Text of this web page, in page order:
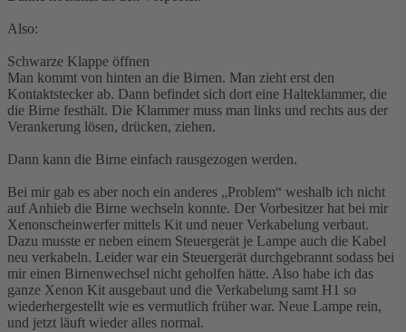
Also:
Schwarze Klappe öffnen
Man kommt von hinten an die Birnen. Man zieht erst den
Kontaktstecker ab. Dann befindet sich dort eine Halteklammer, die
die Birne festhält. Die Klammer muss man links und rechts aus der
Verankerung lösen, drücken, ziehen.
Dann kann die Birne einfach rausgezogen werden.
Bei mir gab es aber noch ein anderes „Problem“ weshalb ich nicht
auf Anhieb die Birne wechseln konnte. Der Vorbesitzer hat bei mir
Xenonscheinwerfer mittels Kit und neuer Verkabelung verbaut.
Dazu musste er neben einem Steuergerät je Lampe auch die Kabel
neu verkabeln. Leider war ein Steuergerät durchgebrannt sodass bei
mir einen Birnenwechsel nicht geholfen hätte. Also habe ich das
ganze Xenon Kit ausgebaut und die Verkabelung samt H1 so
wiederhergestellt wie es vermutlich früher war. Neue Lampe rein,
und jetzt läuft wieder alles normal.